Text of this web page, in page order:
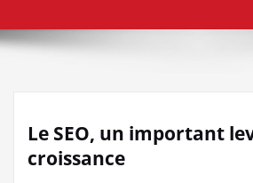
Le SEO, un important
croissance